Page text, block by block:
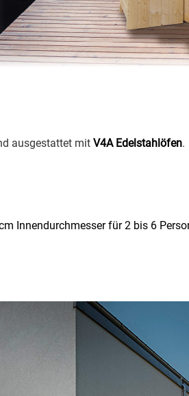
ausgestattet mitV4A Edelstahlöfen.
Innendurchmesser für 2 bis 6